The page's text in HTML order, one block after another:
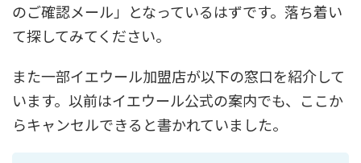
のご確認メール」となっているはずです。落ち着い
て探してみてください。
また一部イエウール加盟店が以下の窓口を紹介して
います。以前はイエウール公式の案内でも、ここか
らキャンセルできると書かれていました。